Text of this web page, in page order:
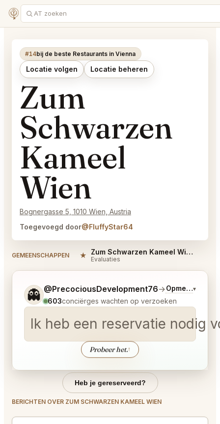
#14bij de beste Restaurants in Vienna
Locatie volgen Locatie beheren
Zum
Schwarzen
Kameel
Wien
Bognergasse 5, 1010 Wien, Austria
Toegevoegd door@FluffyStar64
GEMEENSCHAPPEN ★ Zum Schwarzen Kameel Wien Reviews
Evaluaties
👻 @PrecociousDevelopment76→Opmerkingen
▾
603conciërges wachten op verzoeken
Ik heb een reservatie nodig
Probeer het.↑
Vertel me wat je wilt.
Heb je gereserveerd?
BERICHTEN OVER ZUM SCHWARZEN KAMEEL WIEN